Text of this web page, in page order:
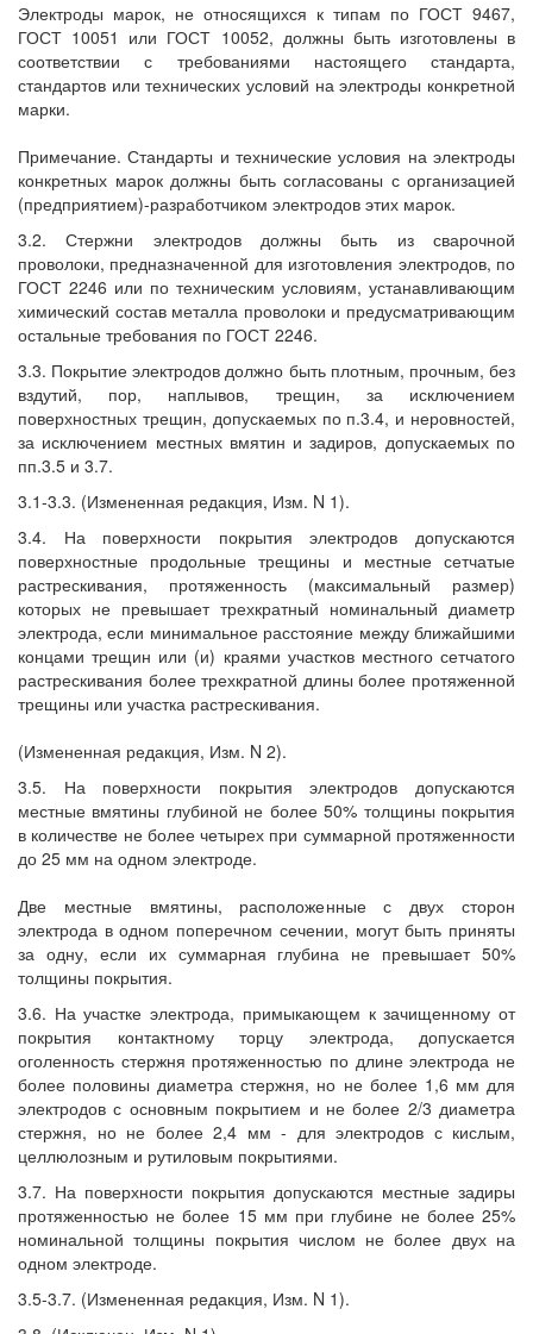
Электроды марок, не относящихся к типам по ГОСТ 9467,
ГОСТ 10051 или ГОСТ 10052, должны быть изготовлены в
соответствии с требованиями настоящего стандарта,
стандартов или технических условий на электроды конкретной
марки.
Примечание. Стандарты и технические условия на электроды
конкретных марок должны быть согласованы с организацией
(предприятием)-разработчиком электродов этих марок.
3.2. Стержни электродов должны быть из сварочной
проволоки, предназначенной для изготовления электродов, по
ГОСТ 2246 или по техническим условиям, устанавливающим
химический состав металла проволоки и предусматривающим
остальные требования по ГОСТ 2246.
3.3. Покрытие электродов должно быть плотным, прочным, без
вздутий, пор, наплывов, трещин, за исключением
поверхностных трещин, допускаемых по п.3.4, и неровностей,
за исключением местных вмятин и задиров, допускаемых по
пп.3.5 и 3.7.
3.1-3.3. (Измененная редакция, Изм. N 1).
3.4. На поверхности покрытия электродов допускаются
поверхностные продольные трещины и местные сетчатые
растрескивания, протяженность (максимальный размер)
которых не превышает трехкратный номинальный диаметр
электрода, если минимальное расстояние между ближайшими
концами трещин или (и) краями участков местного сетчатого
растрескивания более трехкратной длины более протяженной
трещины или участка растрескивания.
(Измененная редакция, Изм. N 2).
3.5. На поверхности покрытия электродов допускаются
местные вмятины глубиной не более 50% толщины покрытия
в количестве не более четырех при суммарной протяженности
до 25 мм на одном электроде.
Две местные вмятины, расположенные с двух сторон
электрода в одном поперечном сечении, могут быть приняты
за одну, если их суммарная глубина не превышает 50%
толщины покрытия.
3.6. На участке электрода, примыкающем к зачищенному от
покрытия контактному торцу электрода, допускается
оголенность стержня протяженностью по длине электрода не
более половины диаметра стержня, но не более 1,6 мм для
электродов с основным покрытием и не более 2/3 диаметра
стержня, но не более 2,4 мм - для электродов с кислым,
целлюлозным и рутиловым покрытиями.
3.7. На поверхности покрытия допускаются местные задиры
протяженностью не более 15 мм при глубине не более 25%
номинальной толщины покрытия числом не более двух на
одном электроде.
3.5-3.7. (Измененная редакция, Изм. N 1).